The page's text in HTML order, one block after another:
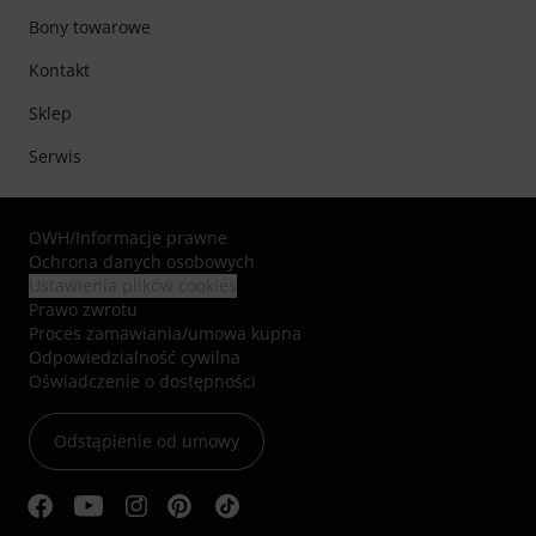
Bony towarowe
Kontakt
Sklep
Serwis
OWH/Informacje prawne
Ochrona danych osobowych
Prawo zwrotu
Proces zamawiania/umowa kupna
Odpowiedzialność cywilna
Oświadczenie o dostępności
Odstąpienie od umowy